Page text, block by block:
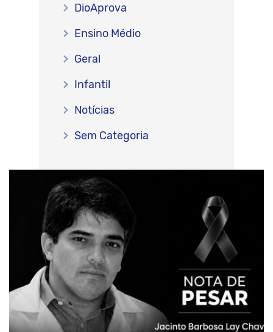
DioAprova
Ensino Médio
Geral
Infantil
Notícias
Sem Categoria